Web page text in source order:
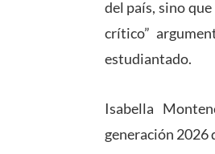
del país, sino
crítico”
estudiantado.
Isabella
generación 2026